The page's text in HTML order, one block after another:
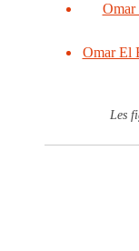
Omar
Omar El
Les